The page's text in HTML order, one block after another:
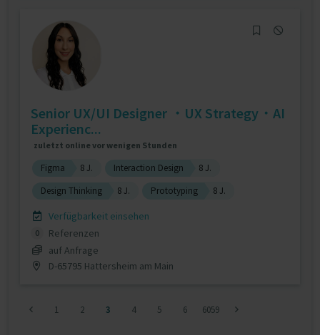
Senior UX/UI Designer ・UX Strategy・AI
Experienc...
zuletzt online vor wenigen Stunden
Figma 8 J. Interaction Design
8 J.
Design Thinking
8 J. Prototyping 8 J.
Verfügbarkeit einsehen
0
Referenzen
auf Anfrage
D-65795 Hattersheim am Main
1 2 3 4 5 6 6059